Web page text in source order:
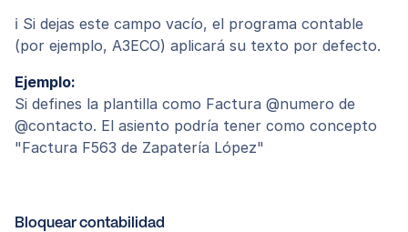
ℹ️ Si dejas este campo vacío, el programa contable
(por ejemplo, A3ECO) aplicará su texto por defecto.
Ejemplo:
Si defines la plantilla como Factura @numero de
@contacto. El asiento podría tener como concepto
"Factura F563 de Zapatería López"
Bloquear contabilidad